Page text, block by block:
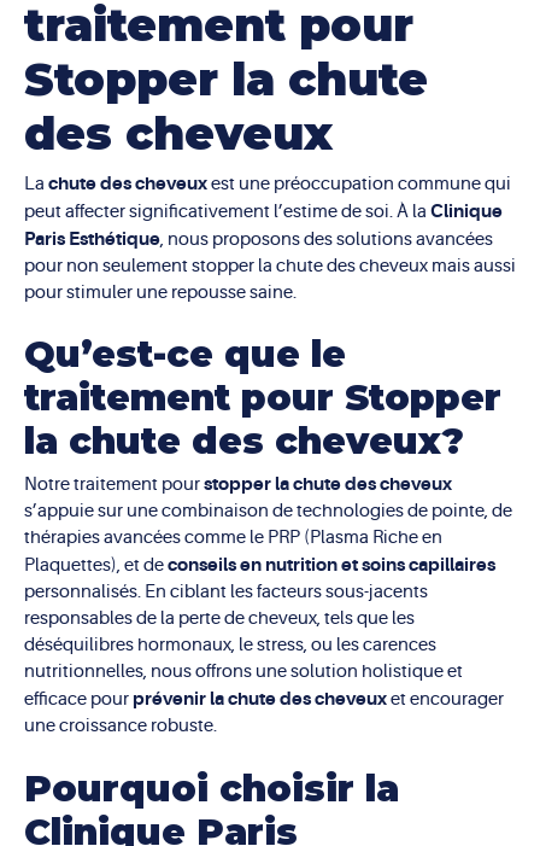
traitement pour
Stopper la chute
des cheveux
La chute des cheveuxest une préoccupation commune qui
peut affecter significativement l’estime de soi. À la Clinique
Paris Esthétique, nous proposons des solutions avancées
pour non seulement stopper la chute des cheveux mais aussi
pour stimuler une repousse saine.
Qu’est-ce que le
traitement pour Stopper
la chute des cheveux?
Notre traitement pourstopper la chute des cheveux
s’appuie sur une combinaison de technologies de pointe, de
thérapies avancées comme le PRP (Plasma Riche en
Plaquettes), et deconseils en nutrition et soins capillaires
personnalisés. En ciblant les facteurs sous-jacents
responsables de la perte de cheveux, tels que les
déséquilibres hormonaux, le stress, ou les carences
nutritionnelles, nous offrons une solution holistique et
efficace pour prévenir la chute des cheveuxet encourager
une croissance robuste.
Pourquoi choisir la
Clinique Paris